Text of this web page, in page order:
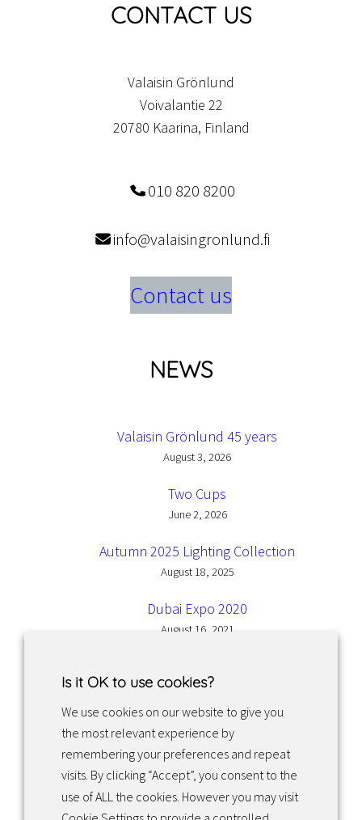
CONTACT US
Valaisin Grönlund
Voivalantie 22
20780 Kaarina, Finland
010 820 8200
info@valaisingronlund.fi
Contact us
NEWS
Valaisin Grönlund 45 years
August 3, 2026
Two Cups
June 2, 2026
Autumn 2025 Lighting Collection
August 18, 2025
Dubai Expo 2020
August 16, 2021
Facebook InstagramLinkedIn
Returns & exchanges
Is it OK to use cookies?
We use cookies on our website to give you
the most relevant experience by
remembering your preferences and repeat
visits. By clicking “Accept”, you consent to the
use of ALL the cookies. However you may visit